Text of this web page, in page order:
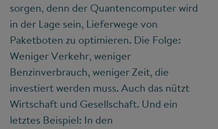
sorgen, denn der Quantencomputer wird
in der Lage sein, Lieferwege von
Paketboten zu optimieren. Die Folge:
Weniger Verkehr, weniger
Benzinverbrauch, weniger Zeit, die
investiert werden muss. Auch das nützt
Wirtschaft und Gesellschaft. Und ein
letztes Beispiel: In den